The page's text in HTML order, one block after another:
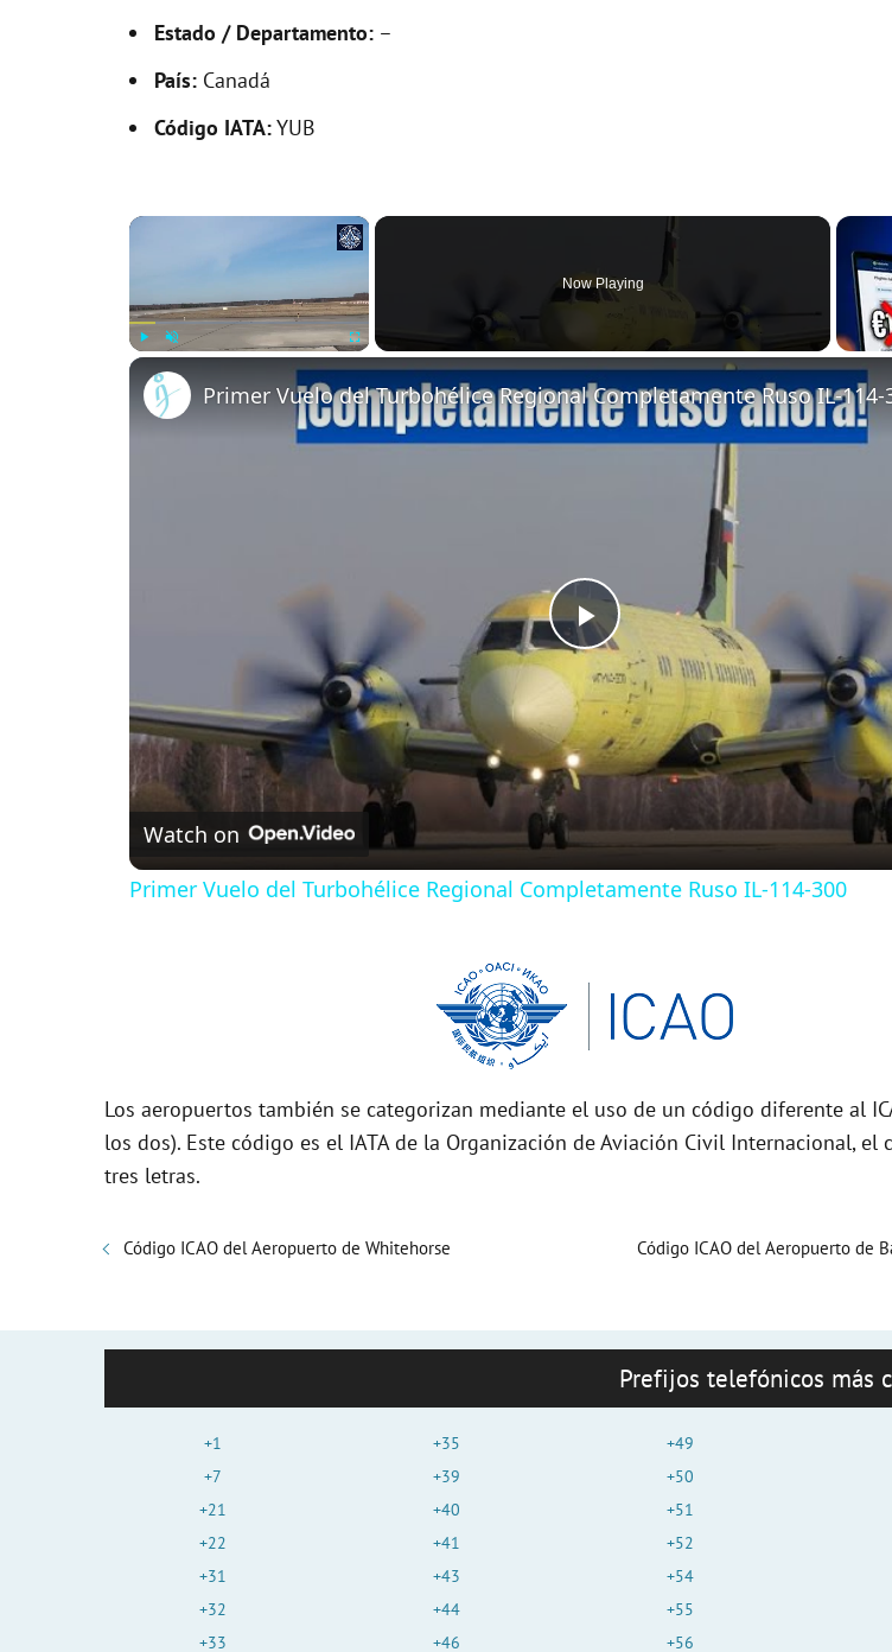
Estado / Departamento: –
País: Canadá
Código IATA:YUB
×
Now Playing
P
l
a
y
e
Primer Vuelo del Turbohélice Regional Completamente Ruso IL-114-
Watch on
Primer Vuelo del Turbohélice Regional Completamente Ruso IL-114-300
Los aeropuertos también se categorizan mediante el uso de un código diferente al
los dos). Este código es el IATA de la Organización de Aviación Civil Internacional, el
tres letras.
Código ICAO del Aeropuerto de Whitehorse Código ICAO del Aeropuerto de
Prefijos telefónicos más
+1
+7
+21
+22
+31
+32
+33
+35
+39
+40
+41
+43
+44
+46
+49
+50
+51
+52
+54
+55
+56